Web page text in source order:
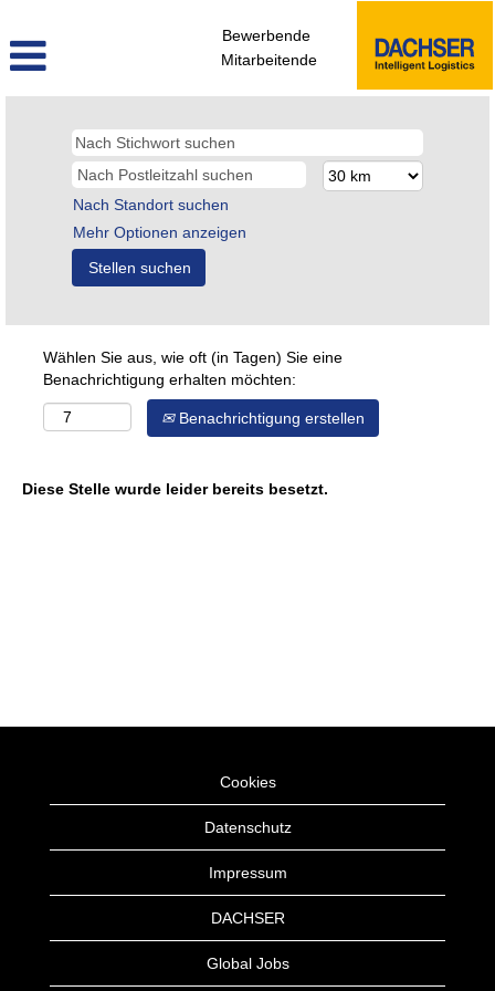
Bewerbende
Mitarbeitende
Nach Standort suchen
Mehr Optionen anzeigen
Wählen Sie aus, wie oft (in Tagen) Sie eine
Benachrichtigung erhalten möchten:
Benachrichtigung erstellen
Diese Stelle wurde leider bereits besetzt.
Cookies
Datenschutz
Impressum
DACHSER
Global Jobs